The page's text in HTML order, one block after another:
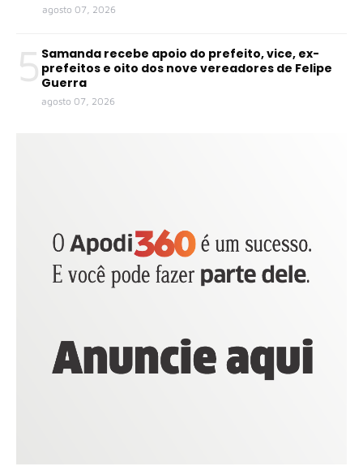
agosto 07, 2026
5 Samanda recebe apoio do prefeito, vice, ex-
prefeitos e oito dos nove vereadores de Felipe
Guerra
agosto 07, 2026